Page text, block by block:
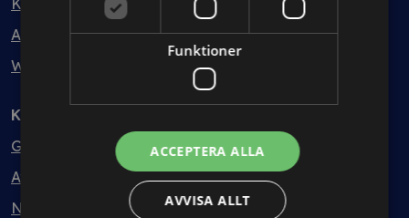
Kurspaket
Abonnemang
Webbinarium
Kunskapsbank
Guider
Avtalsmallar
Nyheter
Funktioner
ACCEPTERA ALLA
AVVISA ALLT